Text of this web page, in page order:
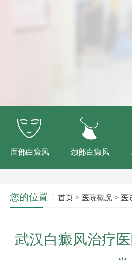
面部白癜风 颈部白癜风
您的位置： 首页 > 医院概况 > 医
武汉白癜风治疗